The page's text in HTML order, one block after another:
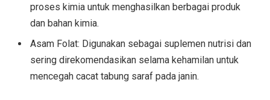
proses kimia untuk menghasilkan berbagai produk
dan bahan kimia.
Asam Folat: Digunakan sebagai suplemen nutrisi dan
sering direkomendasikan selama kehamilan untuk
mencegah cacat tabung saraf pada janin.